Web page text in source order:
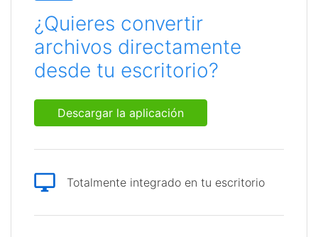
¿Quieres convertir
archivos directamente
desde tu escritorio?
Descargar la aplicación
Totalmente integrado en tu escritorio